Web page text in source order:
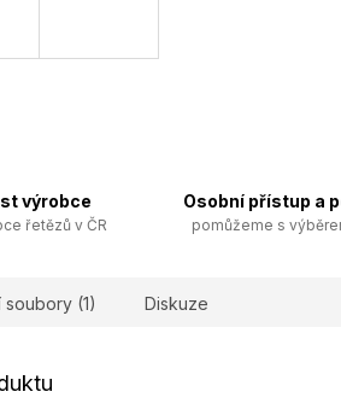
výrobce
řetězů v ČR
Osobní přístup a
pomůžeme s
(1) Diskuze